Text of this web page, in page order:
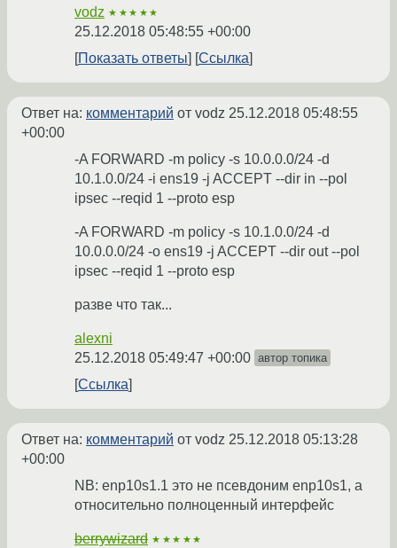
vodz ★★★★★
25.12.2018 05:48:55 +00:00
Показать ответы
Ссылка
Ответ на: комментарий от vodz 25.12.2018 05:48:55
+00:00
-A FORWARD -m policy -s 10.0.0.0/24 -d
10.1.0.0/24 -i ens19 -j ACCEPT --dir in --pol
ipsec --reqid 1 --proto esp
-A FORWARD -m policy -s 10.1.0.0/24 -d
10.0.0.0/24 -o ens19 -j ACCEPT --dir out --pol
ipsec --reqid 1 --proto esp
разве что так...
alexni
25.12.2018 05:49:47 +00:00 автор топика
Ссылка
Ответ на: комментарий от vodz 25.12.2018 05:13:28
+00:00
NB: enp10s1.1 это не псевдоним enp10s1, а
относительно полноценный интерфейс
berrywizard ★★★★★